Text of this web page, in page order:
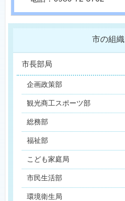
市の組織
市長部局
企画政策部
観光商工スポーツ部
総務部
福祉部
こども家庭局
市民生活部
環境衛生局